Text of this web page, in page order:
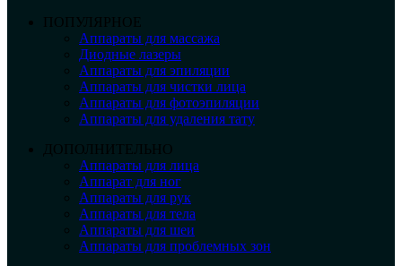
ПОПУЛЯРНОЕ
Аппараты для массажа
Диодные лазеры
Аппараты для эпиляции
Аппараты для чистки лица
Аппараты для фотоэпиляции
Аппараты для удаления тату
ДОПОЛНИТЕЛЬНО
Аппараты для лица
Аппарат для ног
Аппараты для рук
Аппараты для тела
Аппараты для шеи
Аппараты для проблемных зон